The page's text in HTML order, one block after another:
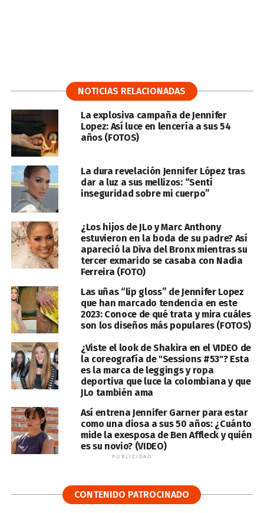
NOTICIAS RELACIONADAS
La explosiva campaña de Jennifer
Lopez: Así luce en lencería a sus 54
años (FOTOS)
La dura revelación Jennifer López tras
dar a luz a sus mellizos: “Sentí
inseguridad sobre mi cuerpo”
¿Los hijos de JLo y Marc Anthony
estuvieron en la boda de su padre? Así
apareció la Diva del Bronx mientras su
tercer exmarido se casaba con Nadia
Ferreira (FOTO)
Las uñas “lip gloss” de Jennifer Lopez
que han marcado tendencia en este
2023: Conoce de qué trata y mira cuáles
son los diseños más populares (FOTOS)
¿Viste el look de Shakira en el VIDEO de
la coreografía de "Sessions #53"? Esta
es la marca de leggings y ropa
deportiva que luce la colombiana y que
JLo también ama
Así entrena Jennifer Garner para estar
como una diosa a sus 50 años: ¿Cuánto
mide la exesposa de Ben Affleck y quién
es su novio? (VIDEO)
PUBLICIDAD
CONTENIDO PATROCINADO